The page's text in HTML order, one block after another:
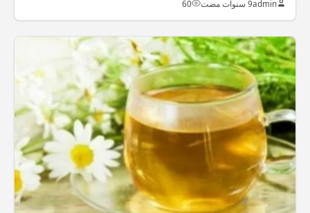
admin9 سنوات مضت 60